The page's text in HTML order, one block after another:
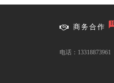
商务合作
电话：13318873961